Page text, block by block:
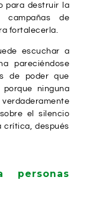
para destruir la
campañas de
fortalecerla.
escuchar a
pareciéndose
de poder que
ninguna
el silencio
crítica, después
personas